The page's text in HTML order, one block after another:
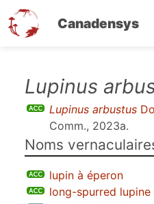
Canadensys
contenu
Lupinus
Lupinus arbustus
Comm., 2023a.
Noms
lupin à éperon
long-spurred lupine